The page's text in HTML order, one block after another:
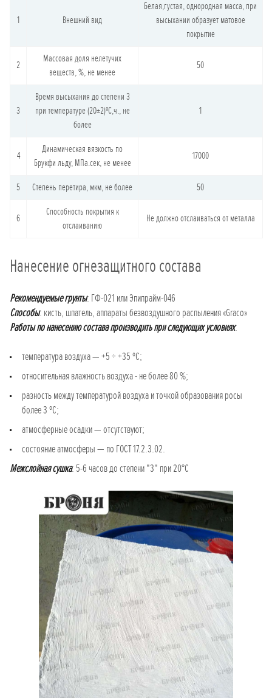
1 Внешний вид
Белая,густая, однородная масса, при
высыхании образует матовое
покрытие
2
Массовая доля нелетучих
веществ, %, не менее
50
3
Время высыхания до степени 3
при температуре (20±2)ºС,ч., не
более
1
4
Динамическая вязкость по
Брукфи льду, МПа.сек, не менее
17000
5 Степень перетира, мкм, не более 50
6
Способность покрытия к
отслаиванию
Не должно отслаиваться от металла
Нанесение огнезащитного состава
Рекомендуемые грунты: ГФ-021 или Эпипрайм-046
Способы: кисть, шпатель, аппараты безвоздушного распыления «Graco»
Работы по нанесению состава производить при следующих условиях:
температура воздуха — +5 ÷ +35 ºС;
относительная влажность воздуха - не более 80 %;
разность между температурой воздуха и точкой образования росы
более 3 ºС;
атмосферные осадки — отсутствуют;
состояние атмосферы — по ГОСТ 17.2.3.02.
Межслойная сушка: 5-6 часов до степени "3" при 20°С